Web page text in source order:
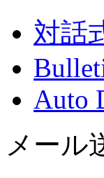
対話
Auto
メール